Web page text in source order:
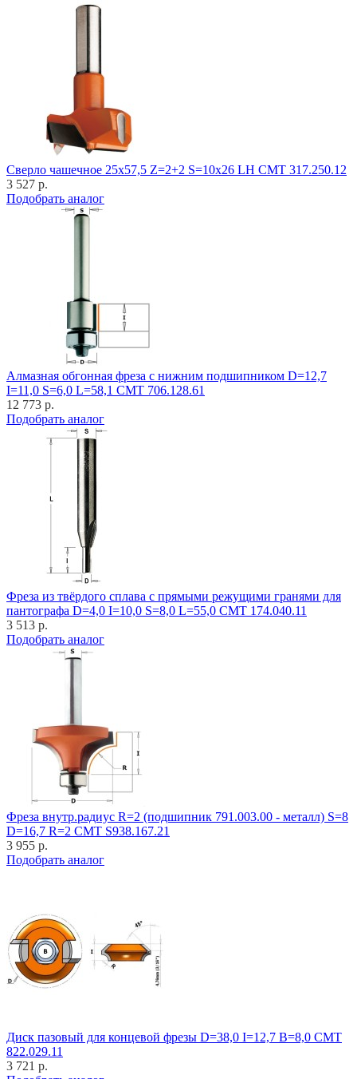
Cверло чашечное 25x57,5 Z=2+2 S=10x26 LH CMT 317.250.12
3 527 р.
Подобрать аналог
Алмазная обгонная фреза с нижним подшипником D=12,7
I=11,0 S=6,0 L=58,1 CMT 706.128.61
12 773 р.
Подобрать аналог
Фреза из твёрдого сплава с прямыми режущими гранями для
пантографа D=4,0 I=10,0 S=8,0 L=55,0 CMT 174.040.11
3 513 р.
Подобрать аналог
Фреза внутр.радиус R=2 (подшипник 791.003.00 - металл) S=8
D=16,7 R=2 CMT S938.167.21
3 955 р.
Подобрать аналог
Диск пазовый для концевой фрезы D=38,0 I=12,7 B=8,0 CMT
822.029.11
3 721 р.